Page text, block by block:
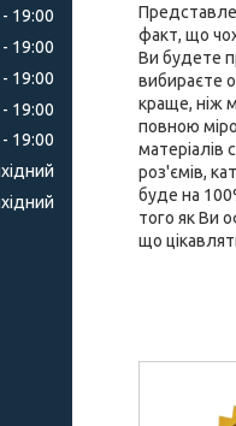
факт, що
Ви будете
вибираєте
краще, ніж
повною
матеріалів
роз'ємів,
буде на
того як Ви
що
19:00
19:00
19:00
19:00
19:00